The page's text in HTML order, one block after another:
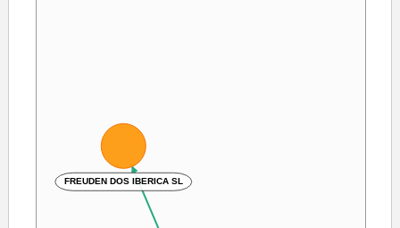
FREUDEN DOS IBERICA SL